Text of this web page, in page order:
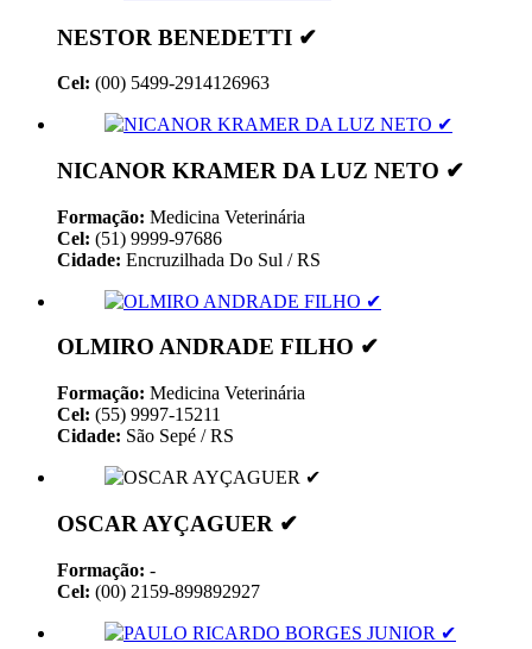
NESTOR BENEDETTI ✔
Cel: (00) 5499-2914126963
NICANOR KRAMER DA LUZ NETO ✔
Formação: Medicina Veterinária
Cel: (51) 9999-97686
Cidade: Encruzilhada Do Sul / RS
OLMIRO ANDRADE FILHO ✔
Formação: Medicina Veterinária
Cel: (55) 9997-15211
Cidade: São Sepé / RS
OSCAR AYÇAGUER ✔
Formação: -
Cel: (00) 2159-899892927